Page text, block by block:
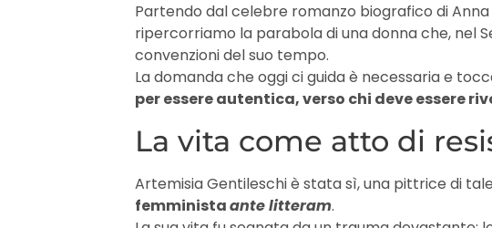
Partendo dal celebre romanzo biografico di Anna
ripercorriamo la parabola di una donna che, nel
convenzioni del suo tempo.
La domanda che oggi ci guida è necessaria e
per essere autentica, verso chi deve essere
La vita come atto di
Artemisia Gentileschi è stata sì, una pittrice di
femministaante litteram.